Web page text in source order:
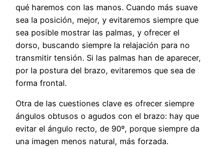
qué haremos con las manos. Cuando más suave
sea la posición, mejor, y evitaremos siempre que
sea posible mostrar las palmas, y ofrecer el
dorso, buscando siempre la relajación para no
transmitir tensión. Si las palmas han de aparecer,
por la postura del brazo, evitaremos que sea de
forma frontal.
Otra de las cuestiones clave es ofrecer siempre
ángulos obtusos o agudos con el brazo: hay que
evitar el ángulo recto, de 90º, porque siempre da
una imagen menos natural, más forzada.